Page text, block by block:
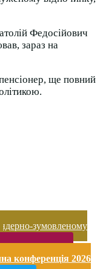
Федосійович
зараз на
ще повний
зумовленому
конференція 2026